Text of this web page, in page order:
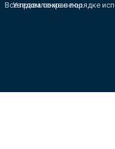
Все права сохранены.
Уведомление о порядке